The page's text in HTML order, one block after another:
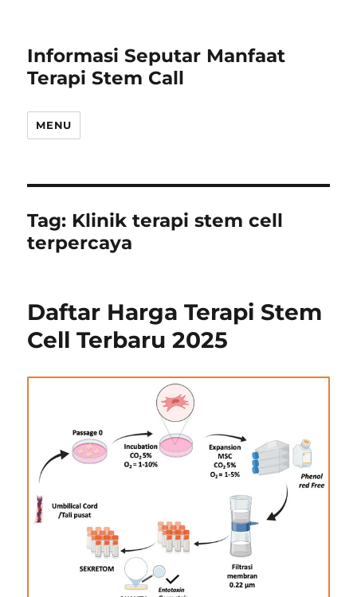
Informasi Seputar Manfaat
Terapi Stem Call
MENU
Tag: Klinik terapi stem cell
terpercaya
Daftar Harga Terapi Stem
Cell Terbaru 2025